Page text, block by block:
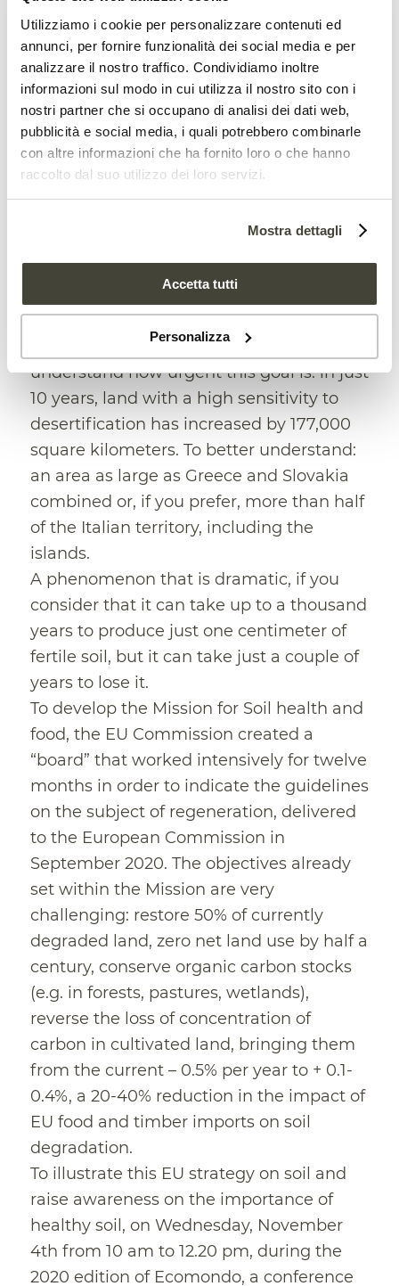
Utilizziamo i cookie per personalizzare contenuti ed
annunci, per fornire funzionalità dei social media e per
analizzare il nostro traffico. Condividiamo inoltre
informazioni sul modo in cui utilizza il nostro sito con i
nostri partner che si occupano di analisi dei dati web,
pubblicità e social media, i quali potrebbero combinarle
con altre informazioni che ha fornito loro o che hanno
raccolto dal suo utilizzo dei loro servizi.
Mostra dettagli
Accetta tutti
Personalizza
soils of each EU member state are
healthy. This ambitious goal is the
fulcrum of one of the five “missions” that
the European Commission has set within
the Horizon Europe program.
According to the EU executive, it is
sustainable development of the Old
Continent and to spread solutions aimed
at restoring the health of the soil and its
functions. One figure is enough to
understand how urgent this goal is: in just
10 years, land with a high sensitivity to
desertification has increased by 177,000
square kilometers. To better understand:
an area as large as Greece and Slovakia
combined or, if you prefer, more than half
of the Italian territory, including the
islands.
A phenomenon that is dramatic, if you
consider that it can take up to a thousand
years to produce just one centimeter of
fertile soil, but it can take just a couple of
years to lose it.
To develop the Mission for Soil health and
food, the EU Commission created a
“board” that worked intensively for twelve
months in order to indicate the guidelines
on the subject of regeneration, delivered
to the European Commission in
September 2020. The objectives already
set within the Mission are very
challenging: restore 50% of currently
degraded land, zero net land use by half a
century, conserve organic carbon stocks
(e.g. in forests, pastures, wetlands),
reverse the loss of concentration of
carbon in cultivated land, bringing them
from the current – 0.5% per year to + 0.1-
0.4%, a 20-40% reduction in the impact of
EU food and timber imports on soil
degradation.
To illustrate this EU strategy on soil and
raise awareness on the importance of
healthy soil, on Wednesday, November
4th from 10 am to 12.20 pm, during the
2020 edition of Ecomondo, a conference